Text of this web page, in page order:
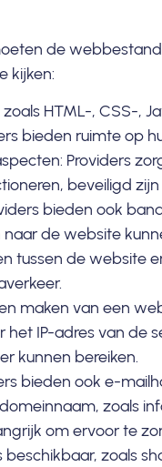
de
kijken:
HTML-, CSS-,
bieden ruimte op
Providers
beveiligd
bieden ook
de website
tussen de website
maken van een
IP-adres van de
kunnen bereiken.
bieden ook e-
zoals
om ervoor te
zoals